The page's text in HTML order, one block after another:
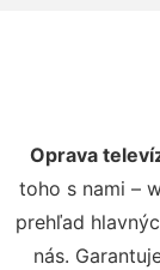
Oprava
toho s nami –
prehľad
nás.